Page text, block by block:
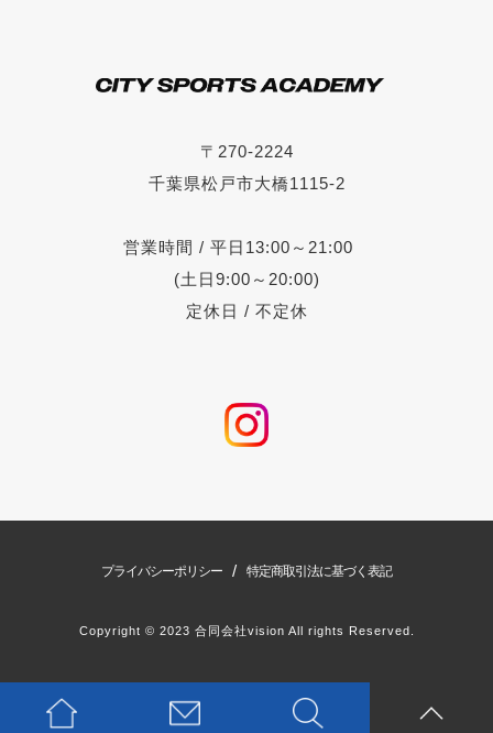
〒270-2224
千葉県松戸市大橋1115-2
営業時間 / 平日13:00～21:00
(土日9:00～20:00)
定休日 / 不定休
プライバシーポリシー / 特定商取引法に基づく表記
Copyright © 2023 合同会社vision All rights Reserved.